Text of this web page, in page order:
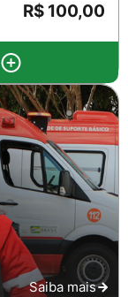
R$ 100,00
Saiba mais